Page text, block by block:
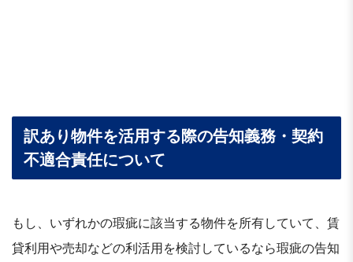
訳あり物件を活用する際の告知義務・契約
不適合責任について
もし、いずれかの瑕疵に該当する物件を所有していて、賃
貸利用や売却などの利活用を検討しているなら瑕疵の告知